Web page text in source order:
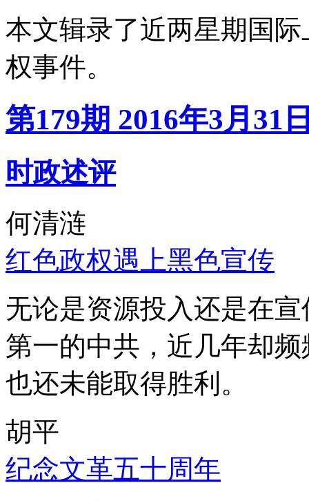
本文辑录了近两星期国
权事件。
第179期 2016年3月31
时政述评
何清涟
红色政权遇上黑色宣传
无论是资源投入还是在
第一的中共，近几年却
也还未能取得胜利。
胡平
纪念文革五十周年